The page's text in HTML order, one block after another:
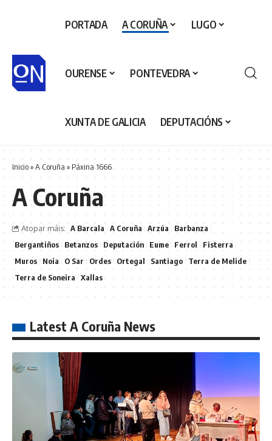
PORTADA A CORUÑA LUGO
OURENSE PONTEVEDRA
XUNTA DE GALICIA DEPUTACIÓNS
Inicio»A Coruña » Páxina 1666
A Coruña
Atopar máis: A Barcala A Coruña Arzúa
Barbanza
Bergantiños
Betanzos Deputación Eume Ferrol
Fisterra
Muros
Noia O Sar Ordes Ortegal Santiago
Terra de Melide
Terra de Soneira
Xallas
Latest A Coruña News